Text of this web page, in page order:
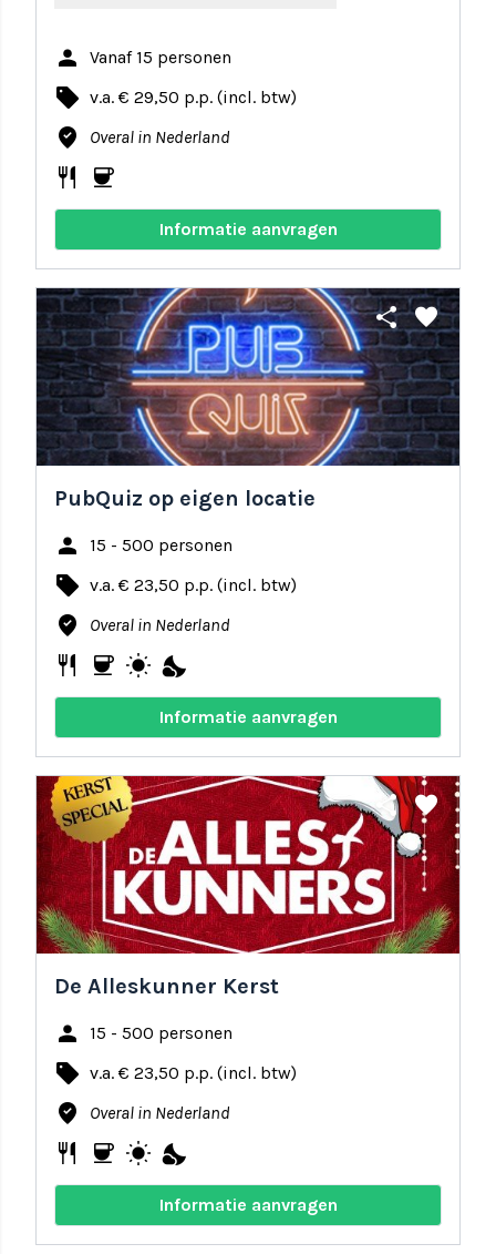
person Vanaf 15 personen
local_offer v.a. € 29,50 p.p. (incl. btw)
where_to_vote Overal in Nederland
restaurant coffee
Informatie aanvragen
share favorite
PubQuiz op eigen locatie
person 15 - 500 personen
local_offer v.a. € 23,50 p.p. (incl. btw)
where_to_vote Overal in Nederland
restaurant coffee wb_sunny nights_stay
Informatie aanvragen
share favorite
De Alleskunner Kerst
person 15 - 500 personen
local_offer v.a. € 23,50 p.p. (incl. btw)
where_to_vote Overal in Nederland
restaurant coffee wb_sunny nights_stay
Informatie aanvragen